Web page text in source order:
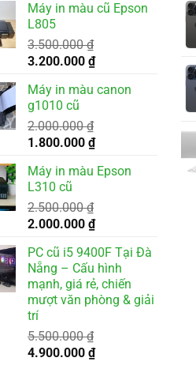
Máy in màu cũ Epson
L805
3.500.000₫
Giá
là:
3.500.000 ₫.
3.200.000 ₫Giá
tại
Máy in màu canon
g1010 cũ
2.000.000₫
Giá
là:
2.000.000 ₫.
1.800.000 ₫Giá
tại
Máy in màu Epson
L310 cũ
2.500.000₫
Giá
là:
2.500.000 ₫.
2.000.000 ₫Giá
tại
là:
2.000.000 ₫.
PC cũ i5 9400F Tại Đà
Nẵng – Cấu hình
mạnh, giá rẻ, chiến
mượt văn phòng & giải
trí
5.500.000₫
Giá
4.900.000 ₫Giá